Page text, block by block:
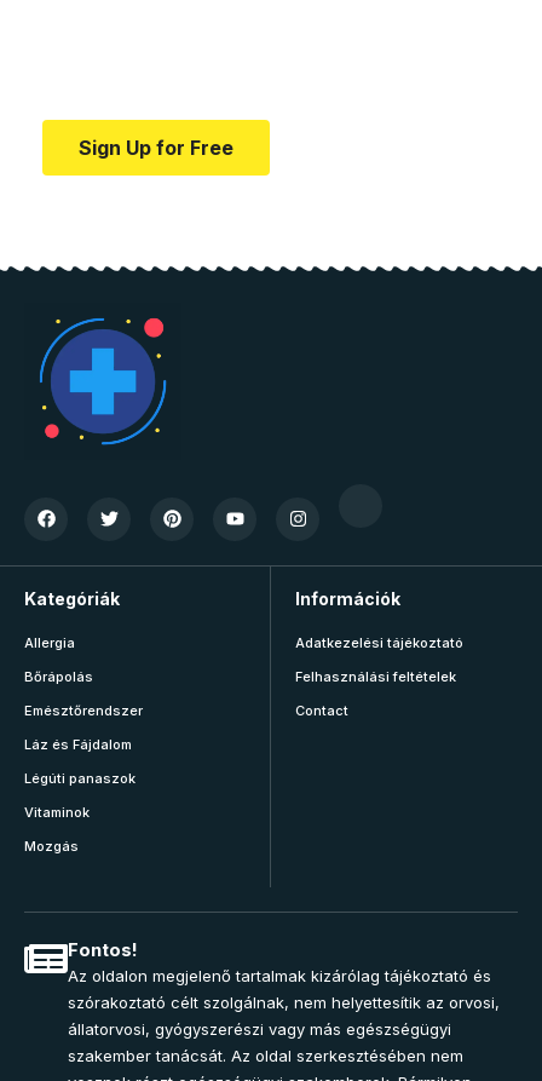
Sign Up for Free
Kategóriák
Allergia
Bőrápolás
Emésztőrendszer
Láz és Fájdalom
Légúti panaszok
Vitaminok
Mozgás
Információk
Adatkezelési tájékoztató
Felhasználási feltételek
Contact
Fontos!
Az oldalon megjelenő tartalmak kizárólag tájékoztató és
szórakoztató célt szolgálnak, nem helyettesítik az orvosi,
állatorvosi, gyógyszerészi vagy más egészségügyi
szakember tanácsát. Az oldal szerkesztésében nem